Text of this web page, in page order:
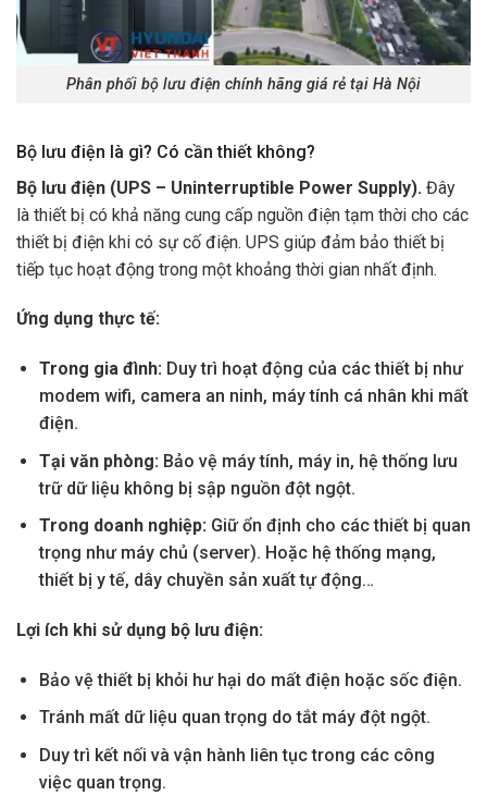
Phân phối bộ lưu điện chính hãng giá rẻ tại Hà Nội
Bộ lưu điện là gì? Có cần thiết không?
Bộ lưu điện (UPS – Uninterruptible Power Supply). Đây
là thiết bị có khả năng cung cấp nguồn điện tạm thời cho các
thiết bị điện khi có sự cố điện. UPS giúp đảm bảo thiết bị
tiếp tục hoạt động trong một khoảng thời gian nhất định.
Ứng dụng thực tế:
Trong gia đình:Duy trì hoạt động của các thiết bị như
modem wifi, camera an ninh, máy tính cá nhân khi mất
điện.
Tại văn phòng: Bảo vệ máy tính, máy in, hệ thống lưu
trữ dữ liệu không bị sập nguồn đột ngột.
Trong doanh nghiệp:Giữ ổn định cho các thiết bị quan
trọng như máy chủ (server). Hoặc hệ thống mạng,
thiết bị y tế, dây chuyền sản xuất tự động…
Lợi ích khi sử dụng bộ lưu điện:
Bảo vệ thiết bị khỏi hư hại do mất điện hoặc sốc điện.
Tránh mất dữ liệu quan trọng do tắt máy đột ngột.
Duy trì kết nối và vận hành liên tục trong các công
việc quan trọng.